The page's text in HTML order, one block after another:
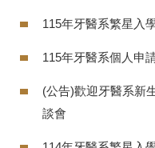
115年牙醫系繁星入
115年牙醫系個人申
(公告)歡迎牙醫系新
談會